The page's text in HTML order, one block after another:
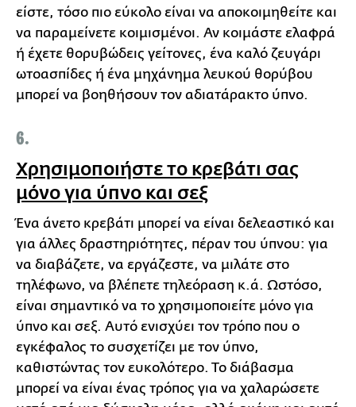
είστε, τόσο πιο εύκολο είναι να αποκοιμηθείτε και
να παραμείνετε κοιμισμένοι. Αν κοιμάστε ελαφρά
ή έχετε θορυβώδεις γείτονες, ένα καλό ζευγάρι
ωτοασπίδες ή ένα μηχάνημα λευκού θορύβου
μπορεί να βοηθήσουν τον αδιατάρακτο ύπνο.
6.
Χρησιμοποιήστε το κρεβάτι σας
μόνο για ύπνο και σεξ
Ένα άνετο κρεβάτι μπορεί να είναι δελεαστικό και
για άλλες δραστηριότητες, πέραν του ύπνου: για
να διαβάζετε, να εργάζεστε, να μιλάτε στο
τηλέφωνο, να βλέπετε τηλεόραση κ.ά. Ωστόσο,
είναι σημαντικό να το χρησιμοποιείτε μόνο για
ύπνο και σεξ. Αυτό ενισχύει τον τρόπο που ο
εγκέφαλος το συσχετίζει με τον ύπνο,
καθιστώντας τον ευκολότερο. Το διάβασμα
μπορεί να είναι ένας τρόπος για να χαλαρώσετε